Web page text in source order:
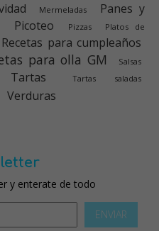
Mermeladas
Panes y
Picoteo Pizzas
Platos de
Recetas para cumpleaños
para olla GM
Salsas
Tartas Tartas saladas
Verduras
y enterate de todo
ENVIAR